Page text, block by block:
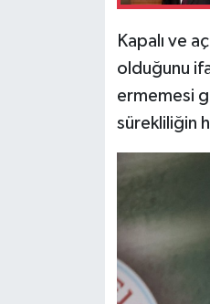
Kapalı ve
olduğunu
ermemesi
sürekliliğin